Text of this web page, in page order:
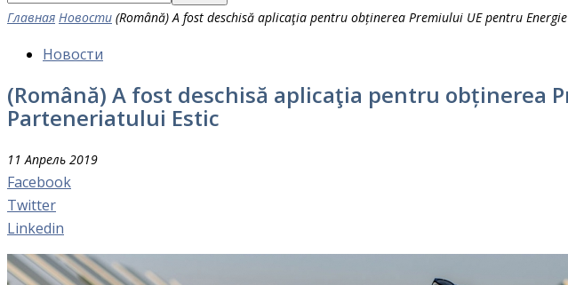
Главная Новости (Română) A fost deschisă aplicaţia pentru obținerea Premiului UE pentru
Новости
(Română) A fost deschisă aplicaţia pentru obținerea
Parteneriatului Estic
11 Апрель 2019
Facebook
Twitter
Linkedin